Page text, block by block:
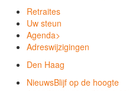
Retraites
Uw steun
Agenda>
Adreswijzigingen
Den Haag
NieuwsBlijf op de hoogte